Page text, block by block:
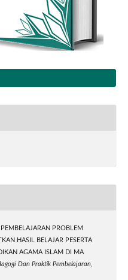
PROBLEM
HASIL BELAJAR PESERTA
AGAMA ISLAM DI MA
Dan Praktik Pembelajaran,